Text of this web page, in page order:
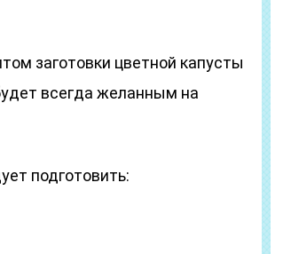
заготовки цветной капусты
всегда желанным на
подготовить: